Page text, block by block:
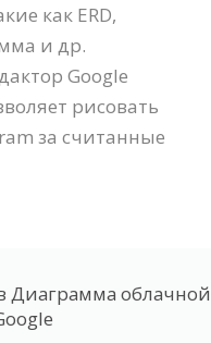
как ERD,
и др.
Google
рисовать
за считанные
Диаграмма облачной